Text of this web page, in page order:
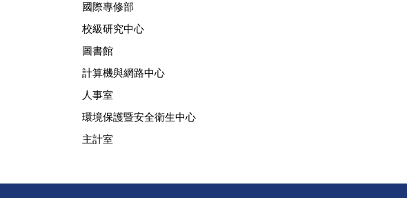
國際專修部
校級研究中心
圖書館
計算機與網路中心
人事室
環境保護暨安全衛生中心
主計室